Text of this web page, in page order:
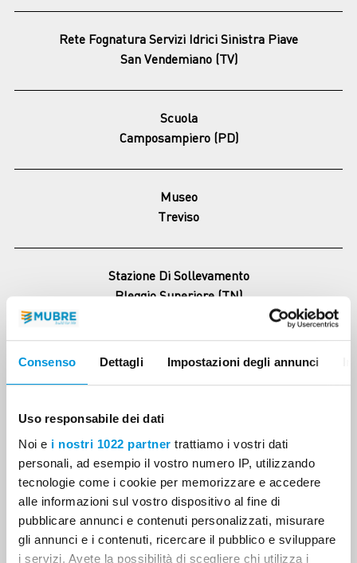
Consenso Dettagli Impostazioni degli annunci
Uso responsabile dei dati
Noi e i nostri 1022 partner trattiamo i vostri dati
personali, ad esempio il vostro numero IP, utilizzando
tecnologie come i cookie per memorizzare e accedere
alle informazioni sul vostro dispositivo al fine di
pubblicare annunci e contenuti personalizzati, misurare
gli annunci e i contenuti, ricercare il pubblico e sviluppare
i servizi. Avete la possibilità di scegliere chi utilizza i
Rete Fognatura Servizi Idrici Sinistra Piave
San Vendemiano (TV)
Scuola
Camposampiero (PD)
Museo
Treviso
Stazione Di Sollevamento
Bleggio Superiore (TN)
Fabbricato Carenzoni Monego